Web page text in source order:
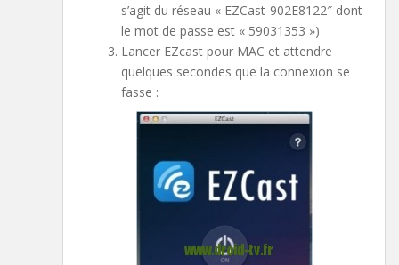
s’agit du réseau « EZCast-902E8122″ dont
le mot de passe est « 59031353 »)
Lancer EZcast pour MAC et attendre
quelques secondes que la connexion se
fasse :